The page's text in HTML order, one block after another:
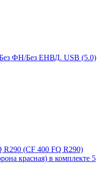
ФН/Без ЕНВД. USB (5.0)
(СF 400 FQ R290)
красная) в комплекте 5